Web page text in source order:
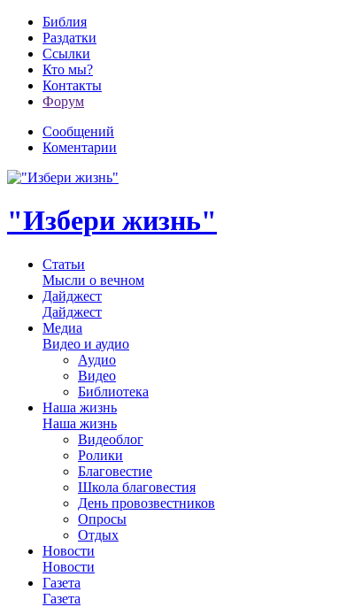
Библия
Раздатки
Ссылки
Кто мы?
Контакты
Форум
Сообщений
Коментарии
"Избери жизнь"
Статьи
Мысли о вечном
Дайджест
Дайджест
Медиа
Видео и аудио
Аудио
Видео
Библиотека
Наша жизнь
Наша жизнь
Видеоблог
Ролики
Благовестие
Школа благовестия
День провозвестников
Опросы
Отдых
Новости
Новости
Газета
Газета